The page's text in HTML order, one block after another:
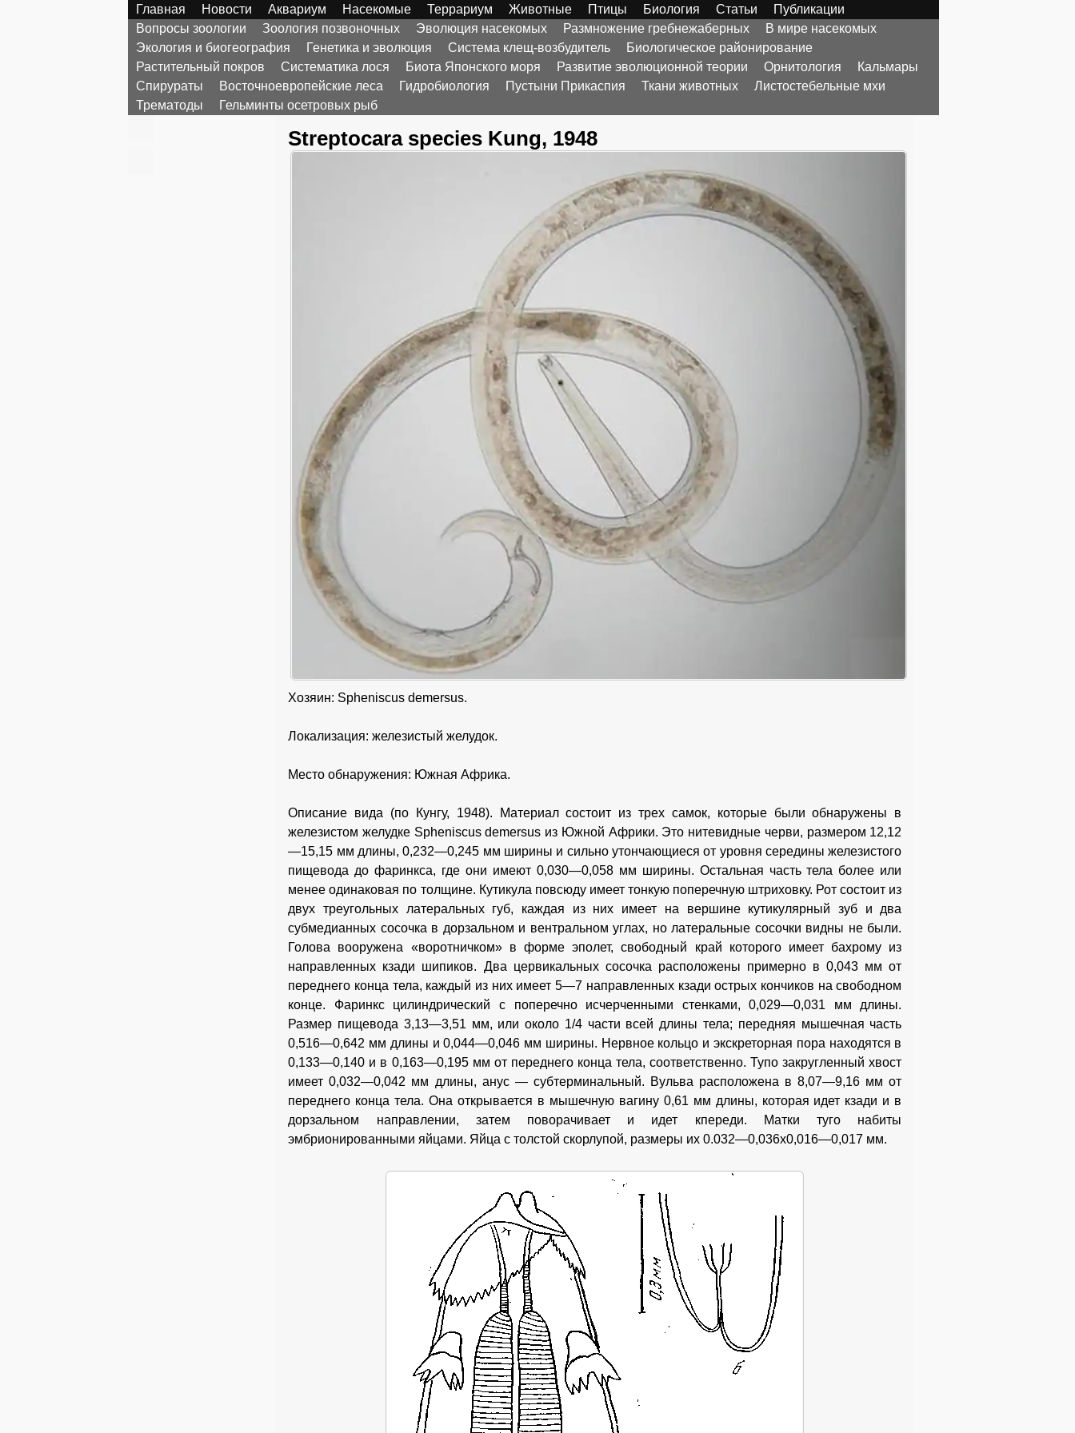
Главная Новости Аквариум Насекомые Террариум Животные Птицы Биология Статьи
Публикации
Вопросы зоологии
Зоология позвоночных Эволюция насекомых Размножение гребнежаберных
В мире насекомых
Экология и биогеография
Генетика и эволюция Система клещ-возбудитель
Биологическое районирование
Растительный покров
Систематика лося Биота Японского моря Развитие эволюционной теории Орнитология
Кальмары
Спирураты
Восточноевропейские леса Гидробиология Пустыни Прикаспия Ткани животных
Листостебельные мхи
Трематоды
Гельминты осетровых рыб
Streptocara species Kung, 1948
Хозяин: Spheniscus demersus.
Локализация: железистый желудок.
Место обнаружения: Южная Африка.
Описание вида (по Кунгу, 1948). Материал состоит из трех самок, которые были обнаружены в
железистом желудке Spheniscus demersus из Южной Африки. Это нитевидные черви, размером 12,12
—15,15 мм длины, 0,232—0,245 мм ширины и сильно утончающиеся от уровня середины железистого
пищевода до фаринкса, где они имеют 0,030—0,058 мм ширины. Остальная часть тела более или
менее одинаковая по толщине. Кутикула повсюду имеет тонкую поперечную штриховку. Рот состоит из
двух треугольных латеральных губ, каждая из них имеет на вершине кутикулярный зуб и два
субмедианных сосочка в дорзальном и вентральном углах, но латеральные сосочки видны не были.
Голова вооружена «воротничком» в форме эполет, свободный край которого имеет бахрому из
направленных кзади шипиков. Два цервикальных сосочка расположены примерно в 0,043 мм от
переднего конца тела, каждый из них имеет 5—7 направленных кзади острых кончиков на свободном
конце. Фаринкс цилиндрический с поперечно исчерченными стенками, 0,029—0,031 мм длины.
Размер пищевода 3,13—3,51 мм, или около 1/4 части всей длины тела; передняя мышечная часть
0,516—0,642 мм длины и 0,044—0,046 мм ширины. Нервное кольцо и экскреторная пора находятся в
0,133—0,140 и в 0,163—0,195 мм от переднего конца тела, соответственно. Тупо закругленный хвост
имеет 0,032—0,042 мм длины, анус — субтерминальный. Вульва расположена в 8,07—9,16 мм от
переднего конца тела. Она открывается в мышечную вагину 0,61 мм длины, которая идет кзади и в
дорзальном направлении, затем поворачивает и идет кпереди. Матки туго набиты
эмбрионированными яйцами. Яйца с толстой скорлупой, размеры их 0.032—0,036x0,016—0,017 мм.